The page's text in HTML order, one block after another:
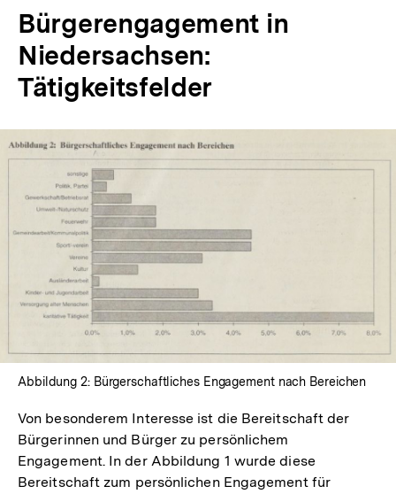
Bürgerengagement in
Niedersachsen:
Tätigkeitsfelder
In
öffnen
Abbildung 2: Bürgerschaftliches Engagement nach Bereichen
Von besonderem Interesse ist die Bereitschaft der
Bürgerinnen und Bürger zu persönlichem
Engagement. In der Abbildung 1 wurde diese
Bereitschaft zum persönlichen Engagement für